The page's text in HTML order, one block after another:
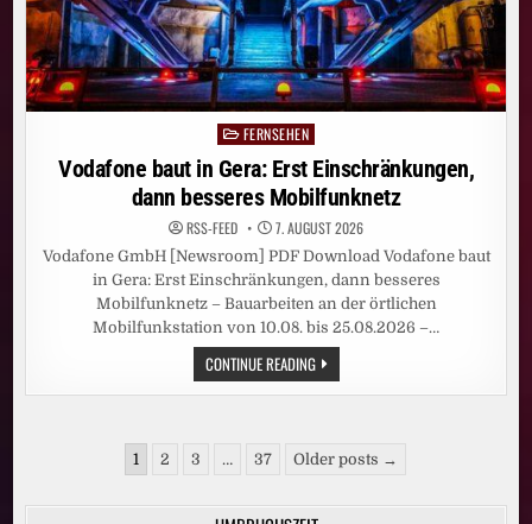
Posted
in
FERNSEHEN
Vodafone baut in Gera: Erst Einschränkungen,
dann besseres Mobilfunknetz
RSS-FEED 7. AUGUST 2026
Vodafone GmbH [Newsroom] PDF Download Vodafone baut
in Gera: Erst Einschränkungen, dann besseres
Mobilfunknetz – Bauarbeiten an der örtlichen
Mobilfunkstation von 10.08. bis 25.08.2026 –…
CONTINUE READINGVODAFONE
BAUT
IN
DANN
BESSERES
Seitennummerierung
1 2 3 … 37 Older posts →